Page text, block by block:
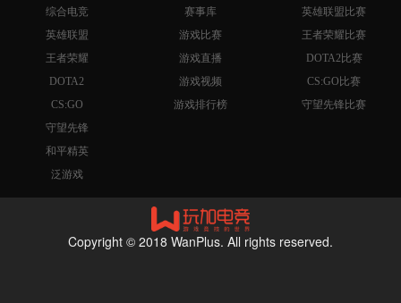
综合电竞
英雄联盟
王者荣耀
DOTA2
CS:GO
守望先锋
和平精英
泛游戏
赛事库
游戏比赛
游戏直播
游戏视频
游戏排行榜
英雄联盟比赛
王者荣耀比赛
DOTA2比赛
CS:GO比赛
守望先锋比赛
Copyright © 2018 WanPlus. All rights reserved.